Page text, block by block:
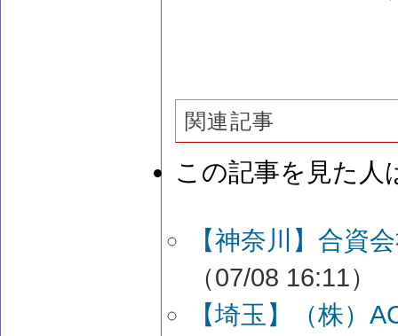
関連記事
この記事を見た人
【神奈川】合資
（07/08 16:11）
【埼玉】（株）